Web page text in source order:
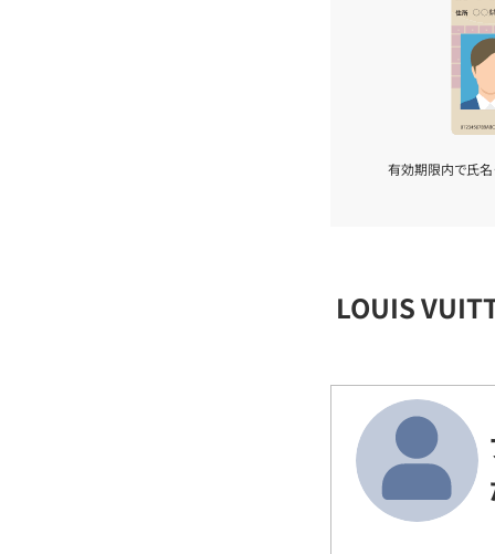
有効期限内で氏名
LOUIS